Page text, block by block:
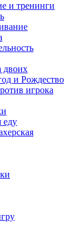
и тренинги
двоих
и Рождество
игрока
еду